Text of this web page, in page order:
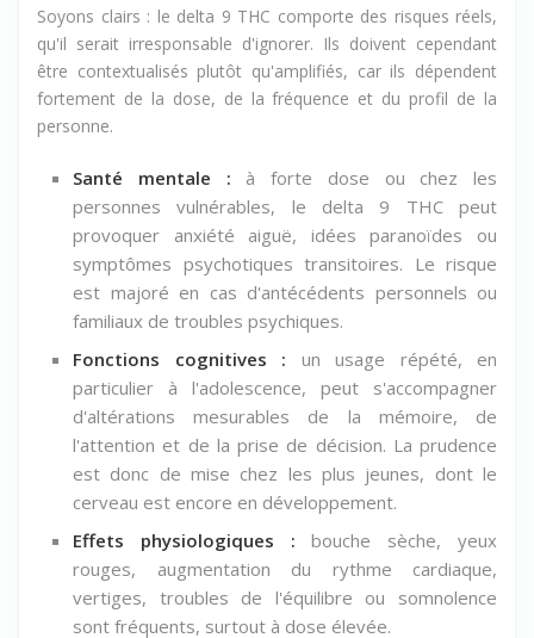
Soyons clairs : le delta 9 THC comporte des risques réels,
qu'il serait irresponsable d'ignorer. Ils doivent cependant
être contextualisés plutôt qu'amplifiés, car ils dépendent
fortement de la dose, de la fréquence et du profil de la
Santé mentale :à forte dose ou chez les
personnes vulnérables, le delta 9 THC peut
provoquer anxiété aiguë, idées paranoïdes ou
symptômes psychotiques transitoires. Le risque
est majoré en cas d'antécédents personnels ou
Fonctions cognitives :un usage répété, en
particulier à l'adolescence, peut s'accompagner
d'altérations mesurables de la mémoire, de
l'attention et de la prise de décision. La prudence
est donc de mise chez les plus jeunes, dont le
cerveau est encore en développement.
Effets physiologiques :bouche sèche, yeux
rouges, augmentation du rythme cardiaque,
vertiges, troubles de l'équilibre ou somnolence